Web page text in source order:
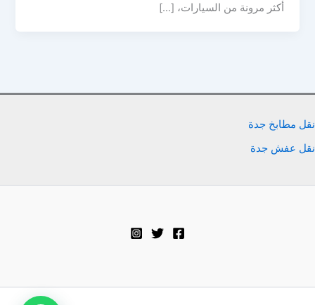
أكثر مرونة من السيارات، […]
نقل مطابخ جدة
نقل عفش جدة